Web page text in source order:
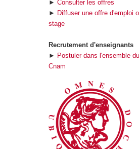
►Consulter les offres
► Diffuser une offre d'emploi
stage
Recrutement d'enseignants
► Postuler dans l'ensemble
Cnam